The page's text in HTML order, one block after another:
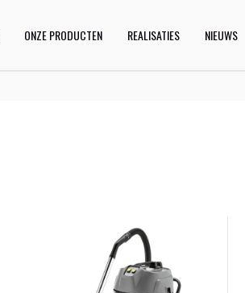
ONZE PRODUCTEN REALISATIES NIEUWS